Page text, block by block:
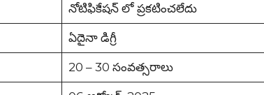
నోటిఫికేషన్ లో ప్రకటించలేదు
ఏదైనా డిగ్రీ
20 – 30 సంవత్సరాలు